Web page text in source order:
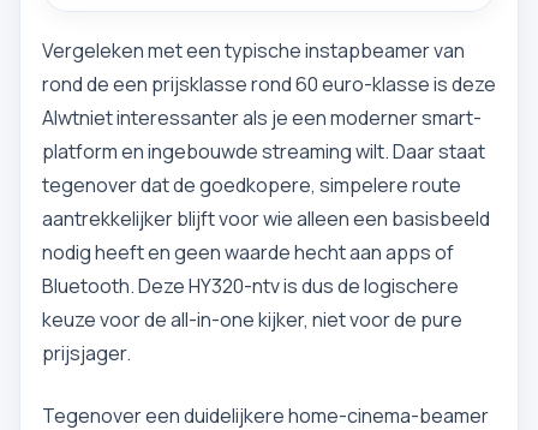
Vergeleken met een typische instapbeamer van
rond de een prijsklasse rond 60 euro-klasse is deze
Alwtniet interessanter als je een moderner smart-
platform en ingebouwde streaming wilt. Daar staat
tegenover dat de goedkopere, simpelere route
aantrekkelijker blijft voor wie alleen een basisbeeld
nodig heeft en geen waarde hecht aan apps of
Bluetooth. Deze HY320-ntv is dus de logischere
keuze voor de all-in-one kijker, niet voor de pure
prijsjager.
Tegenover een duidelijkere home-cinema-beamer